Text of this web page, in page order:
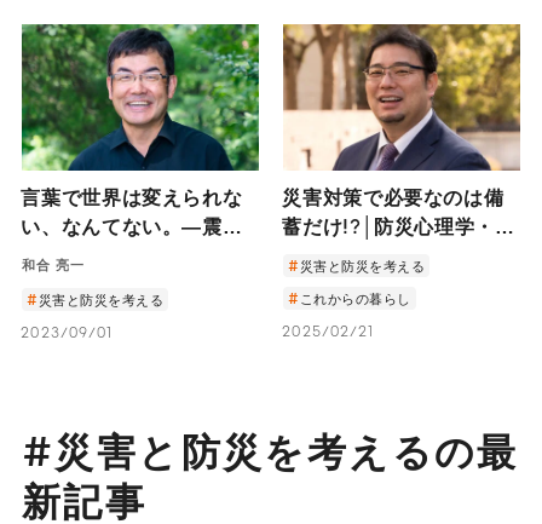
言葉で世界は変えられな
い、なんてない。―震災
直後の福島から
続けた詩人・和合亮一が
信じる言葉の力―
和合 亮一
災害と防災を考える
2023/09/01
災害対策で必要なのは備
蓄だけ!?│防災心理学・木
村玲欧教授に聞く「心の
災害と防災を考える
これからの暮らし
2025/02/21
#災害と防災を考えるの最
新記事